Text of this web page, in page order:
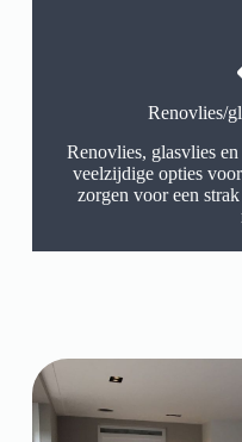
Renovlies/
Renovlies, glasvlies
veelzijdige opties
zorgen voor een